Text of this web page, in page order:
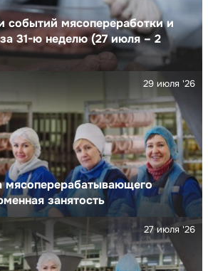
событий мясопереработки и
31-ю неделю (27 июля – 2
мясоперерабатывающего
занятость
29 июля '26
27 июля '26